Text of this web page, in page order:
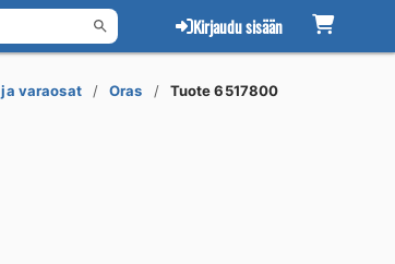
Kirjaudu sisään
varaosat Oras Tuote 6517800